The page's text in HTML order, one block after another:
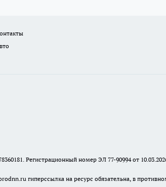
Регистрационный номер ЭЛ 77-90994 от
гиперссылка на ресурс обязательна, в